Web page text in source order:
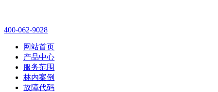
400-062-9028
网站首页
产品中心
服务范围
林内案例
故障代码